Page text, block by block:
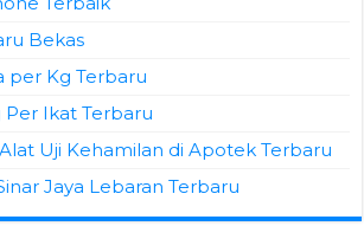
Bekas
per Kg Terbaru
Ikat Terbaru
Uji Kehamilan di Apotek Terbaru
Jaya Lebaran Terbaru